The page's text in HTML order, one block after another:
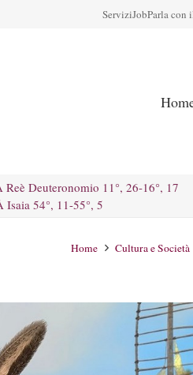
ServiziJobParla con
Reè Deuteronomio 11°, 26-16°, 17
Isaia 54°, 11-55°, 5
Home Cultura e Società